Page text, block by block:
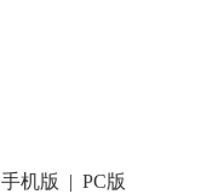
手机版 | PC版